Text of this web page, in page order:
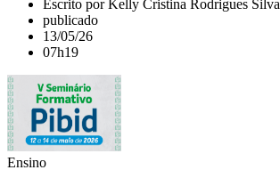
Escrito por Kelly Cristina Rodrigues Silva
publicado
13/05/26
07h19
Ensino